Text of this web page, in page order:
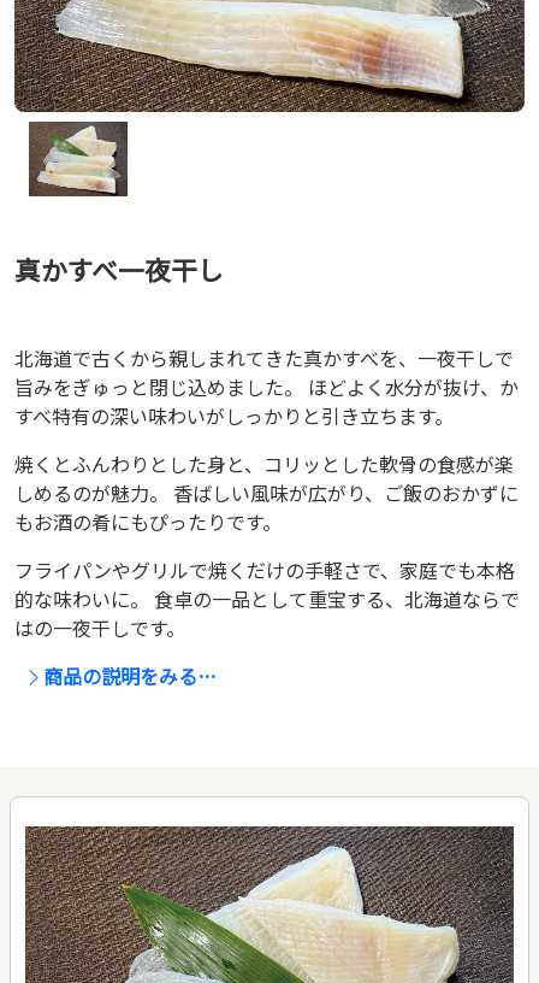
真かすべ一夜干し
北海道で古くから親しまれてきた真かすべを、一夜干しで
旨みをぎゅっと閉じ込めました。 ほどよく水分が抜け、か
すべ特有の深い味わいがしっかりと引き立ちます。
焼くとふんわりとした身と、コリッとした軟骨の食感が楽
しめるのが魅力。 香ばしい風味が広がり、ご飯のおかずに
もお酒の肴にもぴったりです。
フライパンやグリルで焼くだけの手軽さで、家庭でも本格
的な味わいに。 食卓の一品として重宝する、北海道ならで
はの一夜干しです。
商品の説明をみる…